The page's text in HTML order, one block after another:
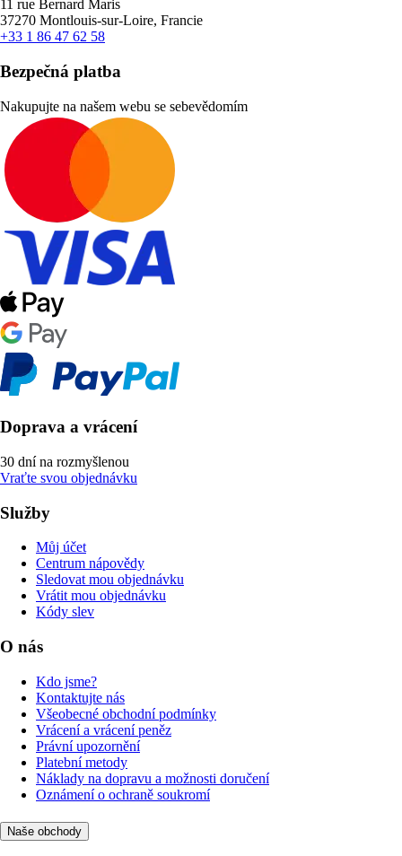
11 rue Bernard Maris
37270 Montlouis-sur-Loire, Francie
+33 1 86 47 62 58
Bezpečná platba
Nakupujte na našem webu se sebevědomím
Doprava a vrácení
30 dní na rozmyšlenou
Vraťte svou objednávku
Služby
Můj účet
Centrum nápovědy
Sledovat mou objednávku
Vrátit mou objednávku
Kódy slev
O nás
Kdo jsme?
Kontaktujte nás
Všeobecné obchodní podmínky
Vrácení a vrácení peněz
Právní upozornění
Platební metody
Náklady na dopravu a možnosti doručení
Oznámení o ochraně soukromí
Naše obchody